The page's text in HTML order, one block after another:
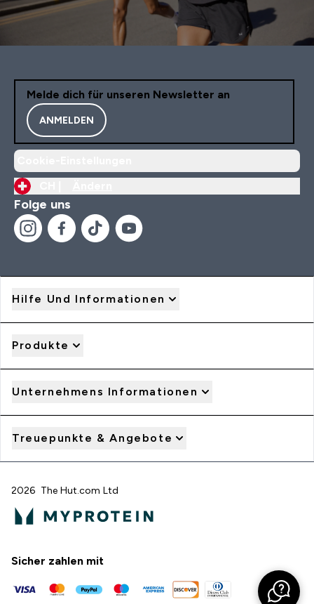
Melde dich für unseren Newsletter an
ANMELDEN
Folge uns
Hilfe Und Informationen
Produkte
Unternehmens Informationen
Treuepunkte & Angebote
2026 The Hut.com Ltd
Sicher zahlen mit